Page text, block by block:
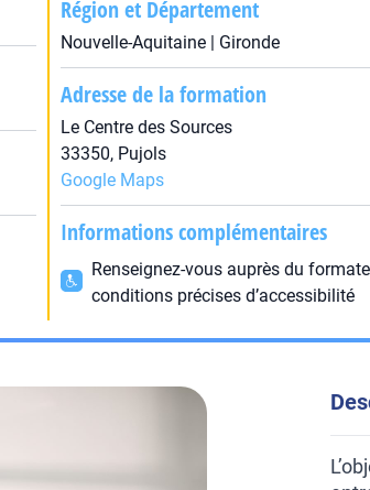
Région et Département
Nouvelle-Aquitaine | Gironde
Adresse de la formation
Le Centre des Sources
33350, Pujols
Google Maps
Informations complémentaires
Renseignez-vous auprès du
conditions précises d’accessibilité